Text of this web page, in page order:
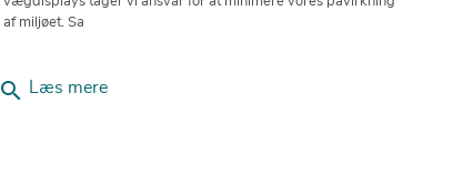
af miljøet. Sa
search Læs mere